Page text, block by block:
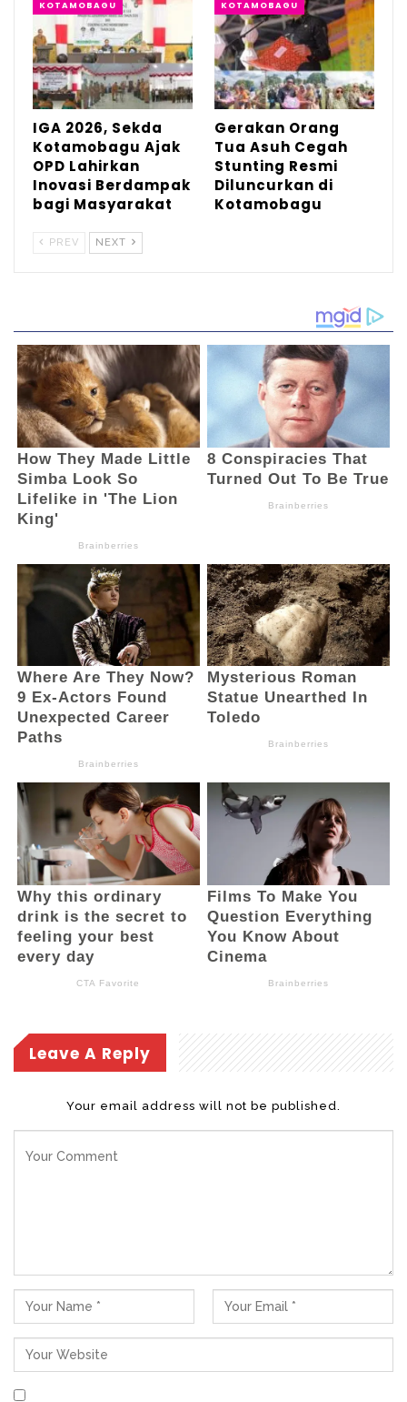
KOTAMOBAGU
IGA 2026, Sekda
Kotamobagu Ajak
OPD Lahirkan
Inovasi Berdampak
bagi Masyarakat
KOTAMOBAGU
Gerakan Orang
Tua Asuh Cegah
Stunting Resmi
Diluncurkan di
Kotamobagu
PREV NEXT
Leave A Reply
Your email address will not be published.